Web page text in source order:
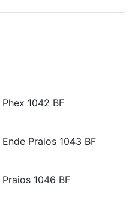
1042 BF
Praios 1043 BF
1046 BF